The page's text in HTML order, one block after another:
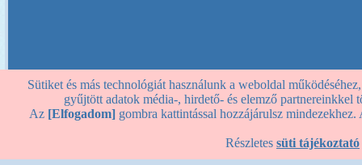
Sütiket és más technológiát használunk a weboldal
gyűjtött adatok média-, hirdető- és elemző partnereinkkel
Az [Elfogadom] gombra kattintással hozzájárulsz
Részletes süti tájékoztató